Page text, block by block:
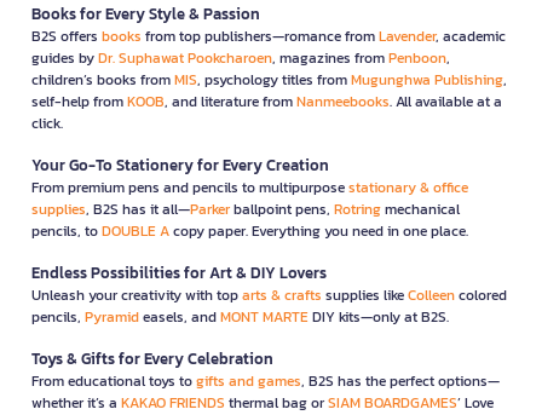
Books for Every Style & Passion
B2S offers books from top publishers—romance fromLavender, academic
guides byDr. Suphawat Pookcharoen, magazines fromPenboon,
children’s books fromMIS, psychology titles fromMugunghwa Publishing,
self-help fromKOOB, and literature fromNanmeebooks. All available at a
click.
Your Go-To Stationery for Every Creation
From premium pens and pencils to multipurposestationary & office
supplies, B2S has it all—Parkerballpoint pens, Rotringmechanical
pencils, toDOUBLE Acopy paper. Everything you need in one place.
Endless Possibilities for Art & DIY Lovers
Unleash your creativity with toparts & crafts supplies likeColleencolored
pencils, Pyramideasels, andMONT MARTEDIY kits—only at B2S.
Toys & Gifts for Every Celebration
From educational toys togifts and games, B2S has the perfect options—
whether it’s a KAKAO FRIENDS thermal bag orSIAM BOARDGAMES’ Love